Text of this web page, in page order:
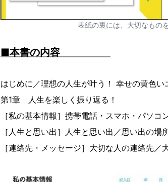
表紙の裏には、大切なもの
■本書の内容
はじめに／理想の人生が叶う！ 幸せの黄色
第1章 人生を楽しく振り返る！
［私の基本情報］携帯電話・スマホ・パソ
［人生と思い出］人生と思い出／思い出の
［連絡先・メッセージ］大切な人の連絡先／